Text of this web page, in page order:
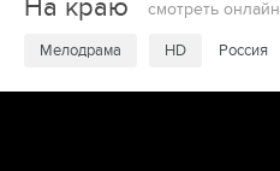
На краю смотреть онлайн
Мелодрама HD Россия